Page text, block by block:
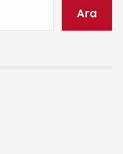
Ara